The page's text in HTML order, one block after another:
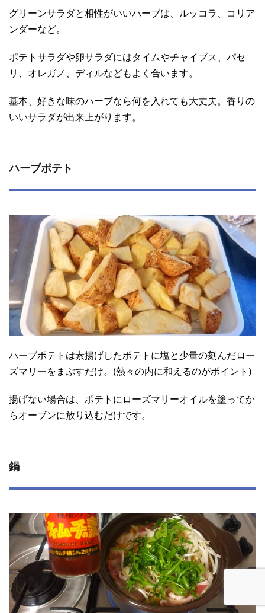
グリーンサラダと相性がいいハーブは、ルッコラ、コリア
ンダーなど。
ポテトサラダや卵サラダにはタイムやチャイブス、パセ
リ、オレガノ、ディルなどもよく合います。
基本、好きな味のハーブなら何を入れても大丈夫。香りの
いいサラダが出来上がります。
ハーブポテト
ハーブポテトは素揚げしたポテトに塩と少量の刻んだロー
ズマリーをまぶすだけ。(熱々の内に和えるのがポイント)
揚げない場合は、ポテトにローズマリーオイルを塗ってか
らオーブンに放り込むだけです。
鍋